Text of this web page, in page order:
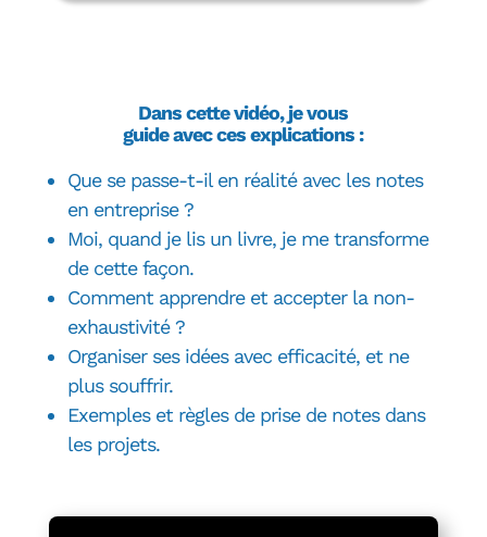
Dans cette vidéo, je vous
guide avec ces explications :
Que se passe-t-il en réalité avec les notes
en entreprise ?
Moi, quand je lis un livre, je me transforme
de cette façon.
Comment apprendre et accepter la non-
exhaustivité ?
Organiser ses idées avec efficacité, et ne
plus souffrir.
Exemples et règles de prise de notes dans
les projets.